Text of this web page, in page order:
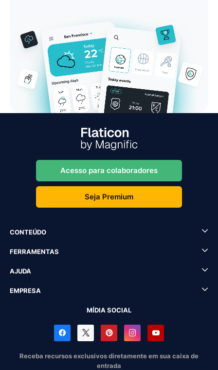
Acesso para colaboradores
Seja Premium
CONTEÚDO
FERRAMENTAS
AJUDA
EMPRESA
MÍDIA SOCIAL
Receba recursos exclusivos diretamente em sua caixa de
entrada